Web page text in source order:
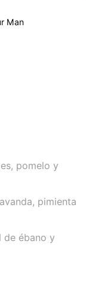
Man
pomelo y
pimienta
de ébano y